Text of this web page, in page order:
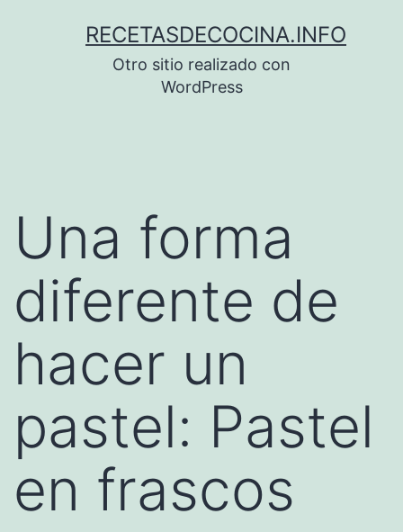
RECETASDECOCINA.INFO
Otro sitio realizado con
WordPress
Una forma
diferente de
hacer un
pastel: Pastel
en frascos